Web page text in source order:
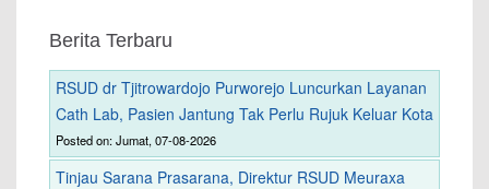
Berita Terbaru
RSUD dr Tjitrowardojo Purworejo Luncurkan Layanan
Cath Lab, Pasien Jantung Tak Perlu Rujuk Keluar Kota
Posted on: Jumat, 07-08-2026
Tinjau Sarana Prasarana, Direktur RSUD Meuraxa